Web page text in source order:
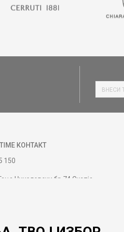
КОНТАКТ
150
Николовски бр.74 Скопје
до 17:00